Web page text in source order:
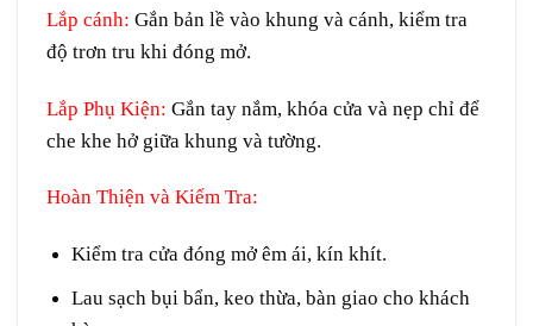
Lắp cánh: Gắn bản lề vào khung và cánh, kiểm tra
độ trơn tru khi đóng mở.
Lắp Phụ Kiện: Gắn tay nắm, khóa cửa và nẹp chỉ để
che khe hở giữa khung và tường.
Hoàn Thiện và Kiểm Tra:
Kiểm tra cửa đóng mở êm ái, kín khít.
Lau sạch bụi bẩn, keo thừa, bàn giao cho khách